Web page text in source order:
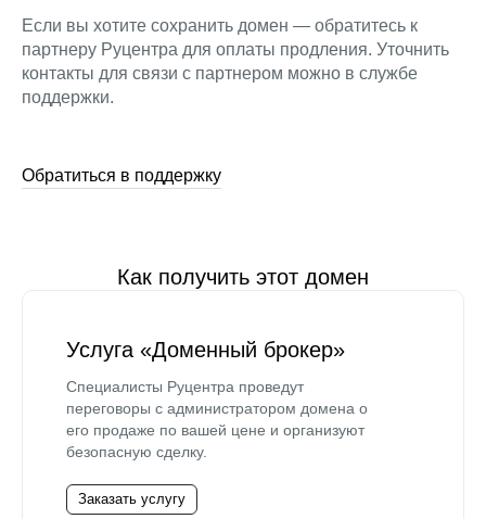
Если вы хотите сохранить домен — обратитесь к
партнеру Руцентра для оплаты продления. Уточнить
контакты для связи с партнером можно в службе
поддержки.
Обратиться в поддержку
Как получить этот домен
Услуга «Доменный брокер»
Специалисты Руцентра проведут
переговоры с администратором домена о
его продаже по вашей цене и организуют
безопасную сделку.
Заказать услугу